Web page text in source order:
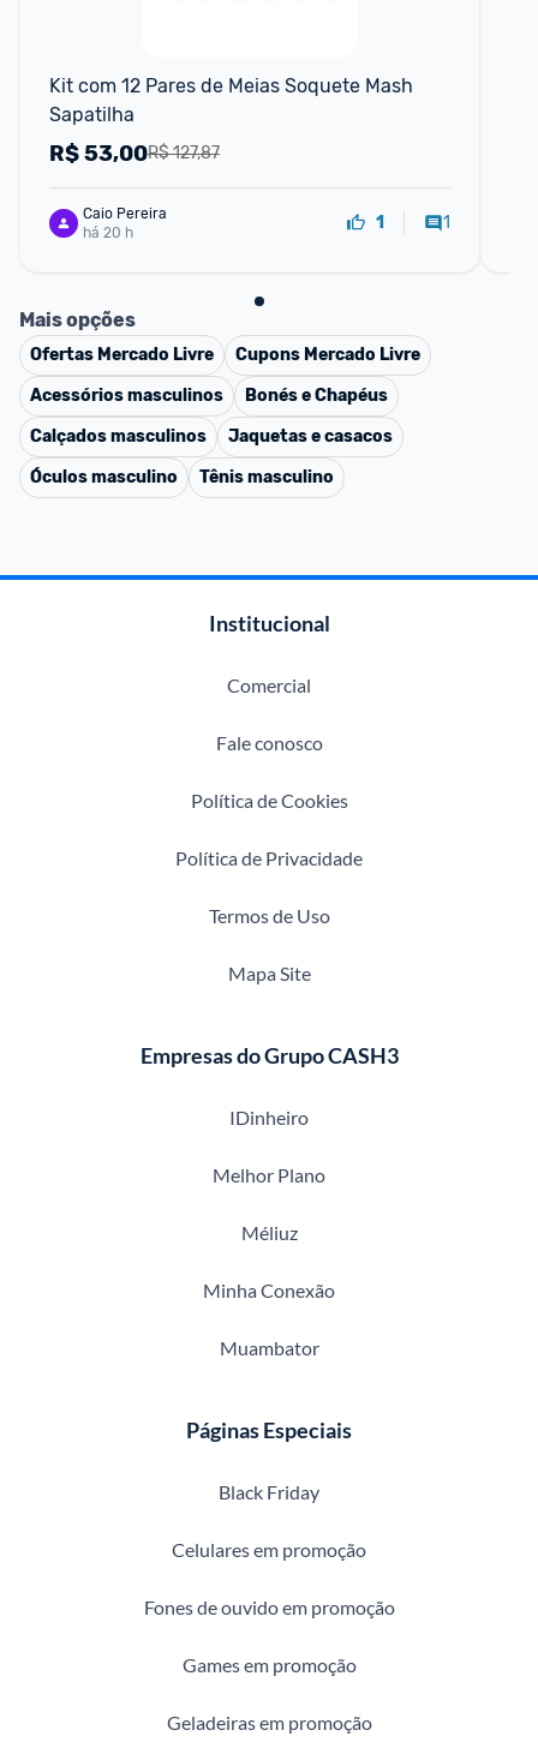
Kit com 12 Pares de Meias Soquete Mash
Sapatilha
R$ 127,87
R$53,00
Caio Pereira
há 20 h
1 1
Mais opções
Ofertas Mercado Livre Cupons Mercado Livre
Acessórios masculinos
Bonés e Chapéus
Calçados masculinos
Jaquetas e casacos
Óculos masculino
Tênis masculino
Institucional
Comercial
Fale conosco
Política de Cookies
Política de Privacidade
Termos de Uso
Mapa Site
Empresas do Grupo CASH3
IDinheiro
Melhor Plano
Méliuz
Minha Conexão
Muambator
Páginas Especiais
Black Friday
Celulares em promoção
Fones de ouvido em promoção
Games em promoção
Geladeiras em promoção